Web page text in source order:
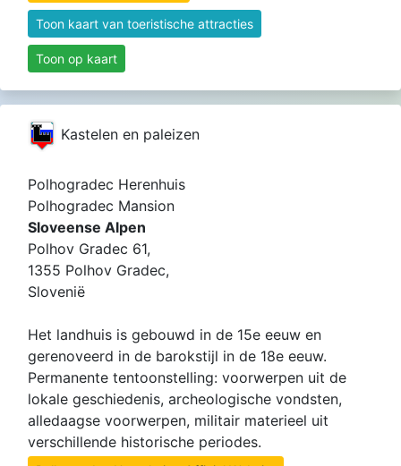
Toon kaart van toeristische attracties
Toon op kaart
Kastelen en paleizen
Polhogradec Herenhuis
Polhogradec Mansion
Sloveense Alpen
Polhov Gradec 61,
1355 Polhov Gradec,
Slovenië
Het landhuis is gebouwd in de 15e eeuw en
gerenoveerd in de barokstijl in de 18e eeuw.
Permanente tentoonstelling: voorwerpen uit de
lokale geschiedenis, archeologische vondsten,
alledaagse voorwerpen, militair materieel uit
verschillende historische periodes.